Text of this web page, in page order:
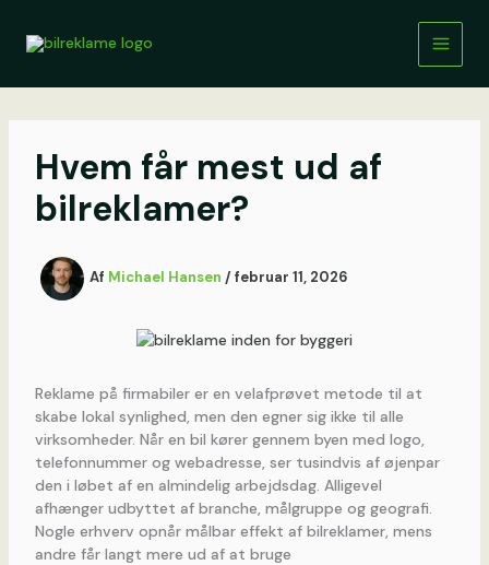
indholdet
Hvem får mest ud af
bilreklamer?
Af Michael Hansen / februar 11, 2026
Reklame på firmabiler er en velafprøvet metode til at
skabe lokal synlighed, men den egner sig ikke til alle
virksomheder. Når en bil kører gennem byen med logo,
telefonnummer og webadresse, ser tusindvis af øjenpar
den i løbet af en almindelig arbejdsdag. Alligevel
afhænger udbyttet af branche, målgruppe og geografi.
Nogle erhverv opnår målbar effekt af bilreklamer, mens
andre får langt mere ud af at bruge